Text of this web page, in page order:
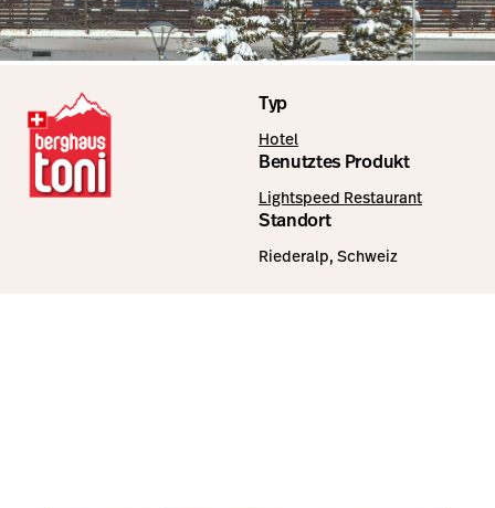
Typ
Hotel
Benutztes Produkt
Lightspeed Restaurant
Standort
Riederalp, Schweiz